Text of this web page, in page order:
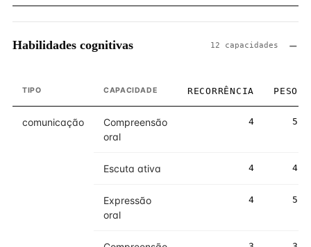
Habilidades cognitivas 12 capacidades
TIPO CAPACIDADE RECORRÊNCIA PESO
comunicação
Compreensão
oral
4 5
Escuta ativa 4 4
Expressão
oral
4 5